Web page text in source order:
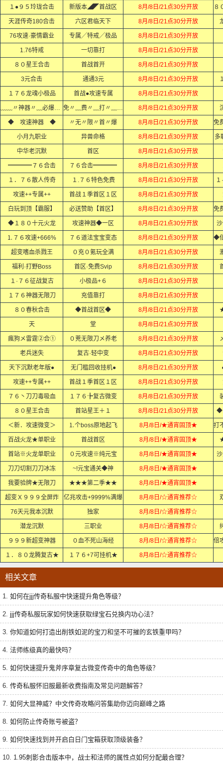
１●９５玲珑合击 新版本◢◤首战区 8月/8日/21点30分开放
天涯传奇180合击 六区君临天下 8月/8日/21点30分开放
76攻速·豪情霸业 专属╱特戒╱极品 8月/8日/21点30分开放
1.76特戒 一切靠打 8月/8日/21点30分开放
８０星王合击 首战首开 8月/8日/21点30分开放
3元合击 通通3元 8月/8日/21点30分开放
１７６龙魂小极品 首战●攻速专属 8月/8日/21点30分开放
﹏﹏〃神器〃﹏必爆〃充值﹏﹏ 免〃﹏费〃﹏打〃﹏顶〃﹏赞〃 8月/8日/21点30分开放
◆ 攻速神器 ◆ 〃无〃限〃首〃爆 8月/8日/21点30分开放
小月九职业 异兽命格 8月/8日/21点30分开放 多
中华老沉默 首区 8月/8日/21点30分开放
━━━━７６合击 ７６合击━━━━ 8月/8日/21点30分开放
１．７６散人传奇 １.７６特色免费 8月/8日/21点30分开放
攻速++专属++ 首战１季首区１区 8月/8日/21点30分开放
白玩到顶【霸服】 必送赞助【首区】 8月/8日/21点30分开放
◆１８０十元火龙 攻速神器◆一区 8月/8日/21点30分开放
⒈７６攻速+666% ７６道法宝宝变态 8月/8日/21点30分开放
超变嗜血杀戮王 ０充０氪玩全满 8月/8日/21点30分开放
福利·打野Boss 首区·免费Svip 8月/8日/21点30分开放
１·７６征战复古 小极品+６ 8月/8日/21点30分开放
１７６神器无限刀 充值靠打 8月/8日/21点30分开放
８０春秋合击 ◆首战首区◆ 8月/8日/21点30分开放
天 堂 8月/8日/21点30分开放
瘋狗メ雷霆②合① ０茺无限刀メ养老 8月/8日/21点30分开放
老兵迷失 复古·轻中变 8月/8日/21点30分开放
天下沉默老年版● 无门槛回收挂机● 8月/8日/21点30分开放
攻速++专属++ 首战１季首区１区 8月/8日/21点30分开放
７６丶刀刀毒吸血 １７６╊复古微变 8月/8日/21点30分开放
８０星王合击 首站星王＋１ 8月/8日/21点30分开放 ◆
＜新．攻速微变＞ ⒈个boss原地起飞 8月/8日/★通宵固顶★
百战火龙★单职业 首战首区 8月/8日/★通宵固顶★
首站※火龙单职业 ０元攻速※纯元宝 8月/8日/★通宵固顶★
刀刀切割刀刀冰冻 ~!元宝通关◆神 8月/8日/★通宵固顶★
我要验牌★无限刀 ★★★第二季★★ 8月/8日/★通宵固顶★
超变Ｘ９９９全屏炸 亿兆攻击+9999%满爆 8月/8日/☆通宵推荐☆
76天元我本沉默 独家 8月/8日/☆通宵推荐☆
潜龙沉默 三职业 8月/8日/☆通宵推荐☆
９９９新超变神器 ０血不死山海经 8月/8日/☆通宵推荐☆
１．８０龙腾复古★ １７６+7可挂机★ 8月/8日/☆通宵推荐☆
相关文章
1. 如何在jjj传奇私服中快速提升角色等级？
2. jjj传奇私服玩家如何快速获取绿宝石兑换内功心法？
3. 你知道如何打造出削铁如泥的宝刀和坚不可摧的玄铁重甲吗？
4. 法师练级真的最快吗？
5. 如何快速提升鬼斧序章复古微变传奇中的角色等级？
6. 传奇私服怀旧服最新收费指南及常见问题解答？
7. 如何大显神威？中文传奇攻略问答集助你迈向巅峰之路
8. 如何防止传奇账号被盗？
9. 如何快速找到并开启白日门宝箱获取顶级装备？
10. 1.95刺影合击版本中，战士和法师的属性点如何分配最合理？